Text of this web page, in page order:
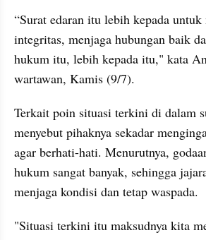
“Surat edaran itu lebih kepada untuk
integritas, menjaga hubungan baik
hukum itu, lebih kepada itu," kata
wartawan, Kamis (9/7).
Terkait poin situasi terkini di dalam
menyebut pihaknya sekadar
agar berhati-hati. Menurutnya,
hukum sangat banyak, sehingga
menjaga kondisi dan tetap waspada.
"Situasi terkini itu maksudnya kita